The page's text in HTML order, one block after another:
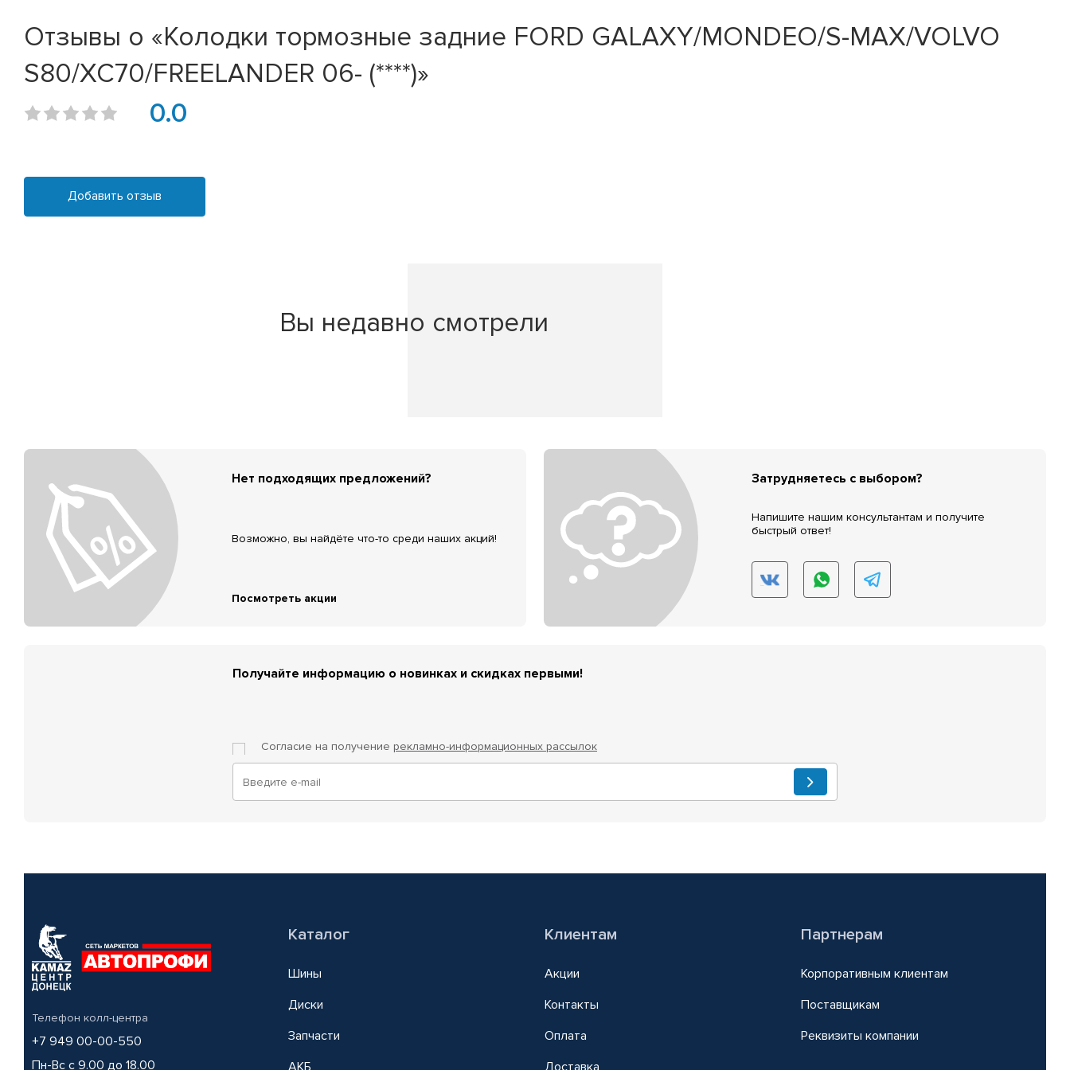
Отзывы о «Колодки тормозные задние FORD GALAXY/MONDEO/S-MAX/VOLVO
S80/XC70/FREELANDER 06- (****)»
0.0
Добавить отзыв
Вы недавно смотрели
Нет подходящих предложений?
Возможно, вы найдёте что-то среди наших акций!
Посмотреть акции
Затрудняетесь с выбором?
Напишите нашим консультантам и получите
быстрый ответ!
Получайте информацию о новинках и скидках первыми!
Согласие на получение рекламно-информационных рассылок
Телефон колл-центра
+7 949 00-00-550
Пн-Вс с 9.00 до 18.00
Каталог
Шины
Диски
Запчасти
АКБ
Клиентам
Акции
Контакты
Оплата
Доставка
Партнерам
Корпоративным клиентам
Поставщикам
Реквизиты компании